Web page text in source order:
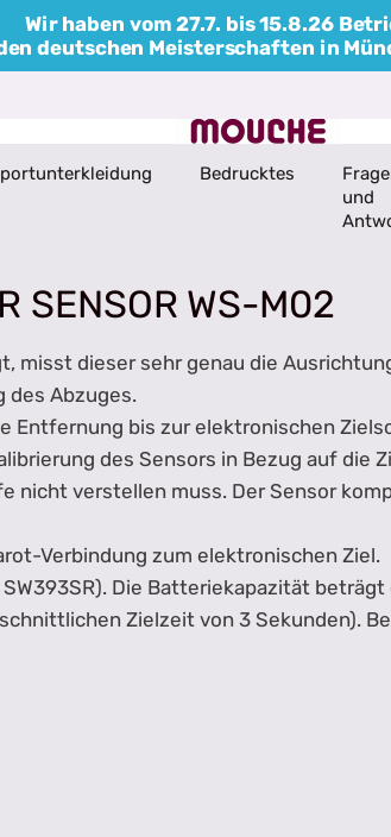
Wir haben vom 27.7. bis 15.8.26
deutschen Meisterschaften in
Bedrucktes
und
SENSOR WS-M02
misst dieser sehr genau die
des Abzuges.
Entfernung bis zur elektronischen
des Sensors in Bezug auf die
nicht verstellen muss. Der Sensor
Verbindung zum elektronischen Ziel.
Die Batteriekapazität beträgt
Zielzeit von 3 Sekunden).